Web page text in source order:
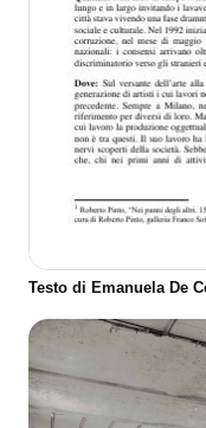
Testo di Emanuela De